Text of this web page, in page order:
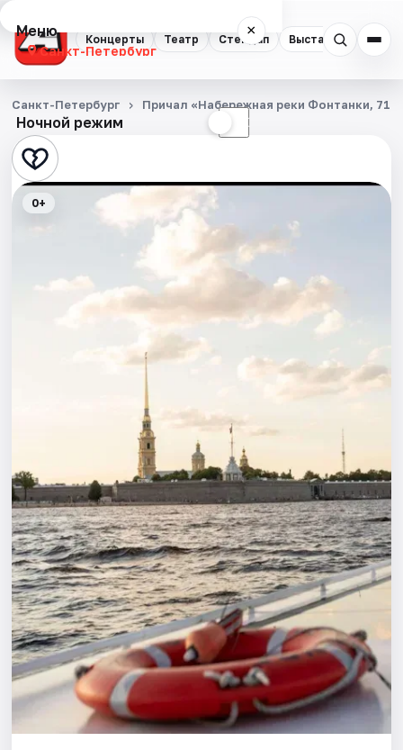
Концерты Театр Стендап Выставки
Меню ×
Санкт-Петербург
Концерты
Театр
Стендап
Экскурсии
Площадки
Артисты
Рейтинги
Ночной режим ☾
Санкт-Петербург Причал «Набережная реки Фонтанки, 71»
0+